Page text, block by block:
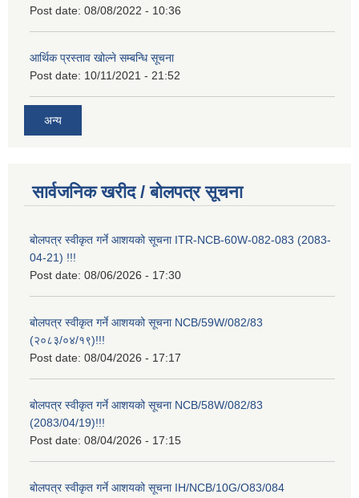
Post date: 08/08/2022 - 10:36
आर्थिक प्रस्ताव खोल्ने सम्बन्धि सूचना
Post date: 10/11/2021 - 21:52
अन्य
सार्वजनिक खरीद / बोलपत्र सूचना
बोलपत्र स्वीकृत गर्ने आशयको सूचना ITR-NCB-60W-082-083 (2083-
04-21) !!!
Post date: 08/06/2026 - 17:30
बोलपत्र स्वीकृत गर्ने आशयको सूचना NCB/59W/082/83
(२०८३/०४/१९)!!!
Post date: 08/04/2026 - 17:17
बोलपत्र स्वीकृत गर्ने आशयको सूचना NCB/58W/082/83
(2083/04/19)!!!
Post date: 08/04/2026 - 17:15
बोलपत्र स्वीकृत गर्ने आशयको सूचना IH/NCB/10G/O83/084